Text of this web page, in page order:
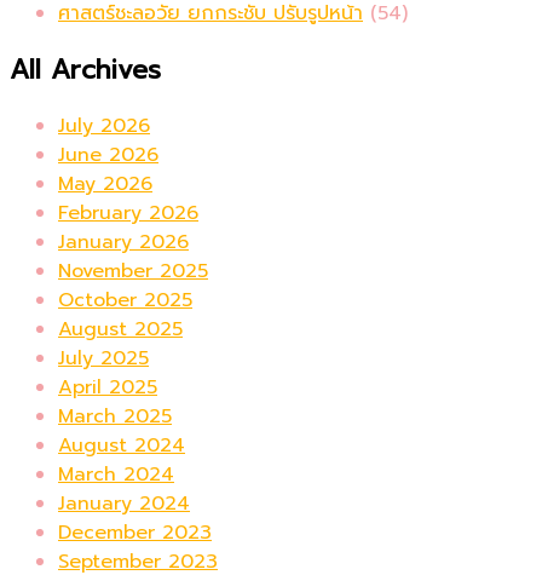
ศาสตร์ชะลอวัย ยกกระชับ ปรับรูปหน้า (54)
All Archives
July 2026
June 2026
May 2026
February 2026
January 2026
November 2025
October 2025
August 2025
July 2025
April 2025
March 2025
August 2024
March 2024
January 2024
December 2023
September 2023